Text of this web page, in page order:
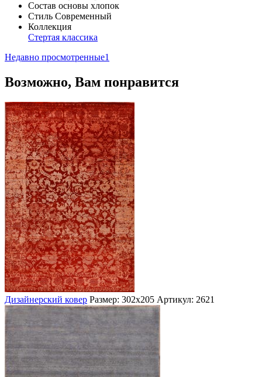
Состав основы хлопок
Стиль Современный
Коллекция
Стертая классика
Недавно просмотренные1
Возможно, Вам понравится
Дизайнерский ковер Размер: 302х205 Артикул: 2621